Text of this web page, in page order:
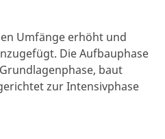
Umfänge erhöht und
Die Aufbauphase
baut
zur Intensivphase